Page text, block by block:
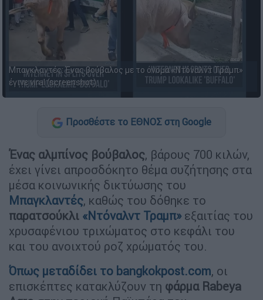
Μπαγκλαντές: Ένας βούβαλος με το όνομα «Ντόναλντ Τραμπ»
έγινε viral (screenshot)
Προσθέστε το ΕΘΝΟΣ στη Google
Ένας αλμπίνος βούβαλος, βάρους 700 κιλών,
έχει γίνει απροσδόκητο θέμα συζήτησης στα
μέσα κοινωνικής δικτύωσης του
Μπαγκλαντές, καθώς του δόθηκε το
παρατσούκλι «Ντόναλντ Τραμπ»εξαιτίας του
χρυσαφένιου τριχώματος στο κεφάλι του
και του ανοιχτού ροζ χρώματός του.
Όπως μεταδίδει το bangkokpost.com, oι
επισκέπτες κατακλύζουν τη φάρμα Rabeya